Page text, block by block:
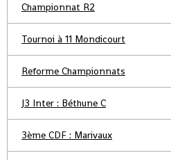
Championnat R2
Tournoi à 11 Mondicourt
Reforme Championnats
J3 Inter : Béthune C
3ème CDF : Marivaux